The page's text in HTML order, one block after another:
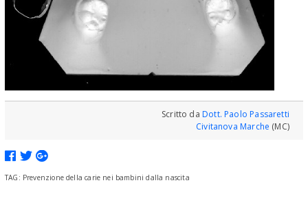
Scritto daDott. Paolo Passaretti
Civitanova Marche (MC)
TAG: Prevenzione della carie nei bambini dalla nascita